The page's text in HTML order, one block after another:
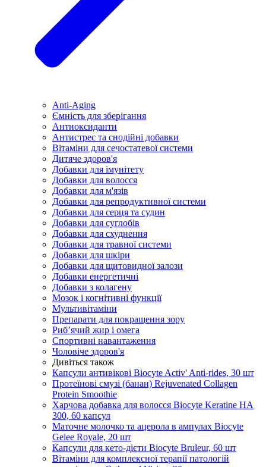
Anti-Aging
Ємність для зберігання
Антиоксиданти
Антистрес та снодійні добавки
Вітаміни для сечостатевої системи
Дитяче здоров'я
Добавки для імунітету
Добавки для волосся
Добавки для м'язів
Добавки для репродуктивної системи
Добавки для серця та судин
Добавки для суглобів
Добавки для схуднення
Добавки для травної системи
Добавки для шкіри
Добавки для щитовидної залози
Добавки енергетичні
Добавки з колагену
Мозок і когнітивні функції
Мультивітаміни
Препарати для покращення зору
Риб’ячий жир і омега
Спортивні навантаження
Чоловіче здоров'я
Дивіться також
Капсули антивікові Biocyte Activ' Anti-rides, 30 шт
Протеїнові смузі (банан) Rejuvenated Сollagen
Protein Smoothie
Харчова добавка для волосся Biocyte Keratine НА
300, 60 капсул
Маточне молочко та ацерола в ампулах Biocyte
Gelee Royale, 20 шт
Капсули для кето-дієти Biocyte Bruleur, 60 шт
Вітаміни для комплексної терапії патологій